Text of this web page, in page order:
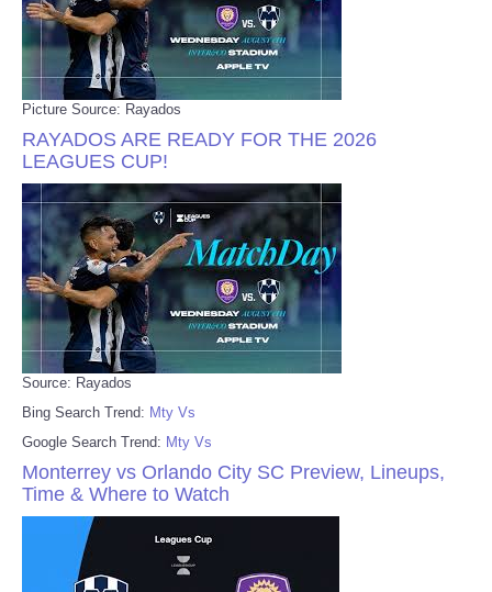
Picture Source: Rayados
RAYADOS ARE READY FOR THE 2026
LEAGUES CUP!
Source: Rayados
Bing Search Trend: Mty Vs
Google Search Trend: Mty Vs
Monterrey vs Orlando City SC Preview, Lineups,
Time & Where to Watch